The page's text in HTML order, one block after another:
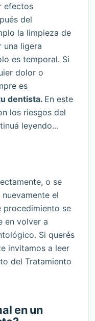
efectos
del
la limpieza de
una ligera
es temporal. Si
dolor o
es
dentista. En este
los riesgos del
leyendo...
o se
el
procedimiento se
en volver a
Si querés
invitamos a leer
del Tratamiento
en un